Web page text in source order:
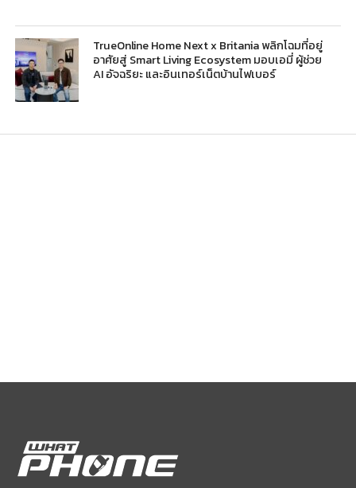
TrueOnline Home Next x Britania พลิกโฉมที่อยู่
อาศัยสู่ Smart Living Ecosystem มอบเอมี่ ผู้ช่วย
AI อัจฉริยะ และอินเทอร์เน็ตบ้านไฟเบอร์